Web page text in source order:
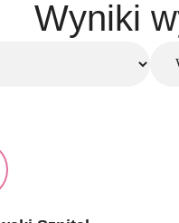
Wyniki